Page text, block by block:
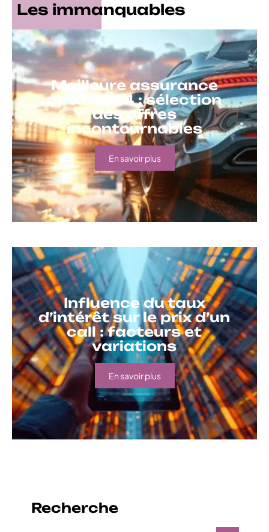
Les immanquables
Meilleure assurance
auto 2024 : sélection
des offres
incontournables
En savoir plus
Influence du taux
d’intérêt sur le prix d’un
call : facteurs et
variations
En savoir plus
Recherche